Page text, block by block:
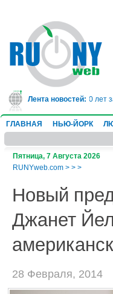
Лента новостей:
сядет в тюрьму на 10 лет
ГЛАВНАЯ НЬЮ-ЙОРК
Пятница, 7 Августа 2026
RUNYweb.com > > >
Новый
Джанет
28 Февраля, 2014